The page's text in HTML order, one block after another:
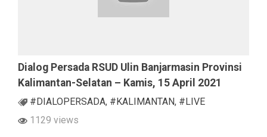
Dialog Persada RSUD Ulin Banjarmasin Provinsi
Kalimantan-Selatan – Kamis, 15 April 2021
#DIALOPERSADA, #KALIMANTAN, #LIVE
1129 views